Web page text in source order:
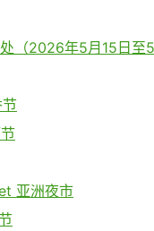
处（2026年5月15日
亚洲夜市